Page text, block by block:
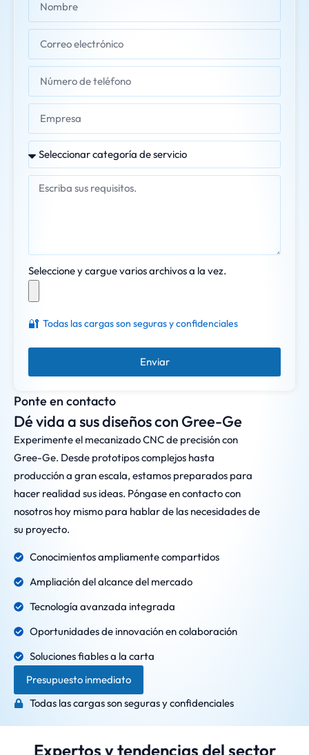
Ponte en contacto
Dé vida a sus diseños con Gree-Ge
Experimente el mecanizado CNC de precisión con
Gree-Ge. Desde prototipos complejos hasta
producción a gran escala, estamos preparados para
hacer realidad sus ideas. Póngase en contacto con
nosotros hoy mismo para hablar de las necesidades de
su proyecto.
Conocimientos ampliamente compartidos
Ampliación del alcance del mercado
Tecnología avanzada integrada
Oportunidades de innovación en colaboración
Soluciones fiables a la carta
Presupuesto inmediato
Todas las cargas son seguras y confidenciales
Seleccione y cargue varios archivos a la vez.
🔐 Todas las cargas son seguras y confidenciales
Enviar
Expertos y tendencias del sector